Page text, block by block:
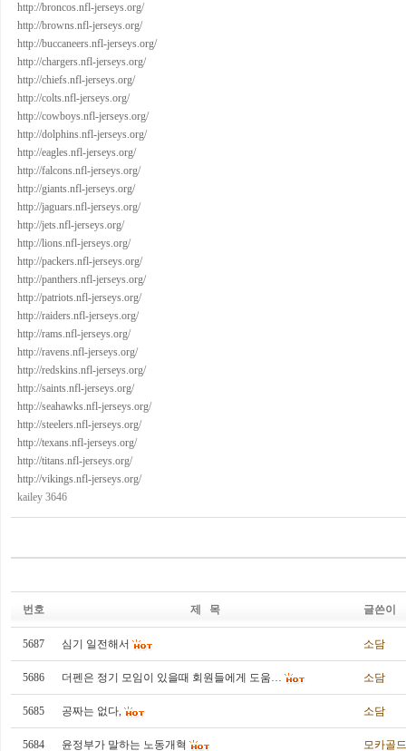
http://broncos.nfl-jerseys.org/
http://browns.nfl-jerseys.org/
http://buccaneers.nfl-jerseys.org/
http://chargers.nfl-jerseys.org/
http://chiefs.nfl-jerseys.org/
http://colts.nfl-jerseys.org/
http://cowboys.nfl-jerseys.org/
http://dolphins.nfl-jerseys.org/
http://eagles.nfl-jerseys.org/
http://falcons.nfl-jerseys.org/
http://giants.nfl-jerseys.org/
http://jaguars.nfl-jerseys.org/
http://jets.nfl-jerseys.org/
http://lions.nfl-jerseys.org/
http://packers.nfl-jerseys.org/
http://panthers.nfl-jerseys.org/
http://patriots.nfl-jerseys.org/
http://raiders.nfl-jerseys.org/
http://rams.nfl-jerseys.org/
http://ravens.nfl-jerseys.org/
http://redskins.nfl-jerseys.org/
http://saints.nfl-jerseys.org/
http://seahawks.nfl-jerseys.org/
http://steelers.nfl-jerseys.org/
http://texans.nfl-jerseys.org/
http://titans.nfl-jerseys.org/
http://vikings.nfl-jerseys.org/
kailey 3646
번호 제 목 글쓴이
5687 심기 일전해서 소담
5686 더펜은 정기 모임이 있을때 회원들에게 도움… 소담
5685 공짜는 없다, 소담
5684 윤정부가 말하는 노동개혁 모카골드